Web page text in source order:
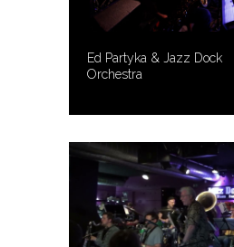
Ed Partyka & Jazz Dock
Orchestra